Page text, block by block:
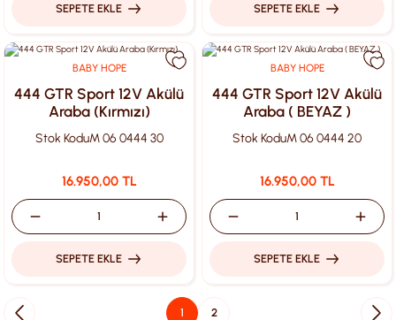
SEPETE EKLE SEPETE EKLE
BABY HOPE
444 GTR Sport 12V Akülü
Araba (Kırmızı)
Stok KoduM 06 0444 30
16.950,00 TL
SEPETE EKLE
BABY HOPE
444 GTR Sport 12V Akülü
Araba ( BEYAZ )
Stok KoduM 06 0444 20
16.950,00 TL
SEPETE EKLE
1 2